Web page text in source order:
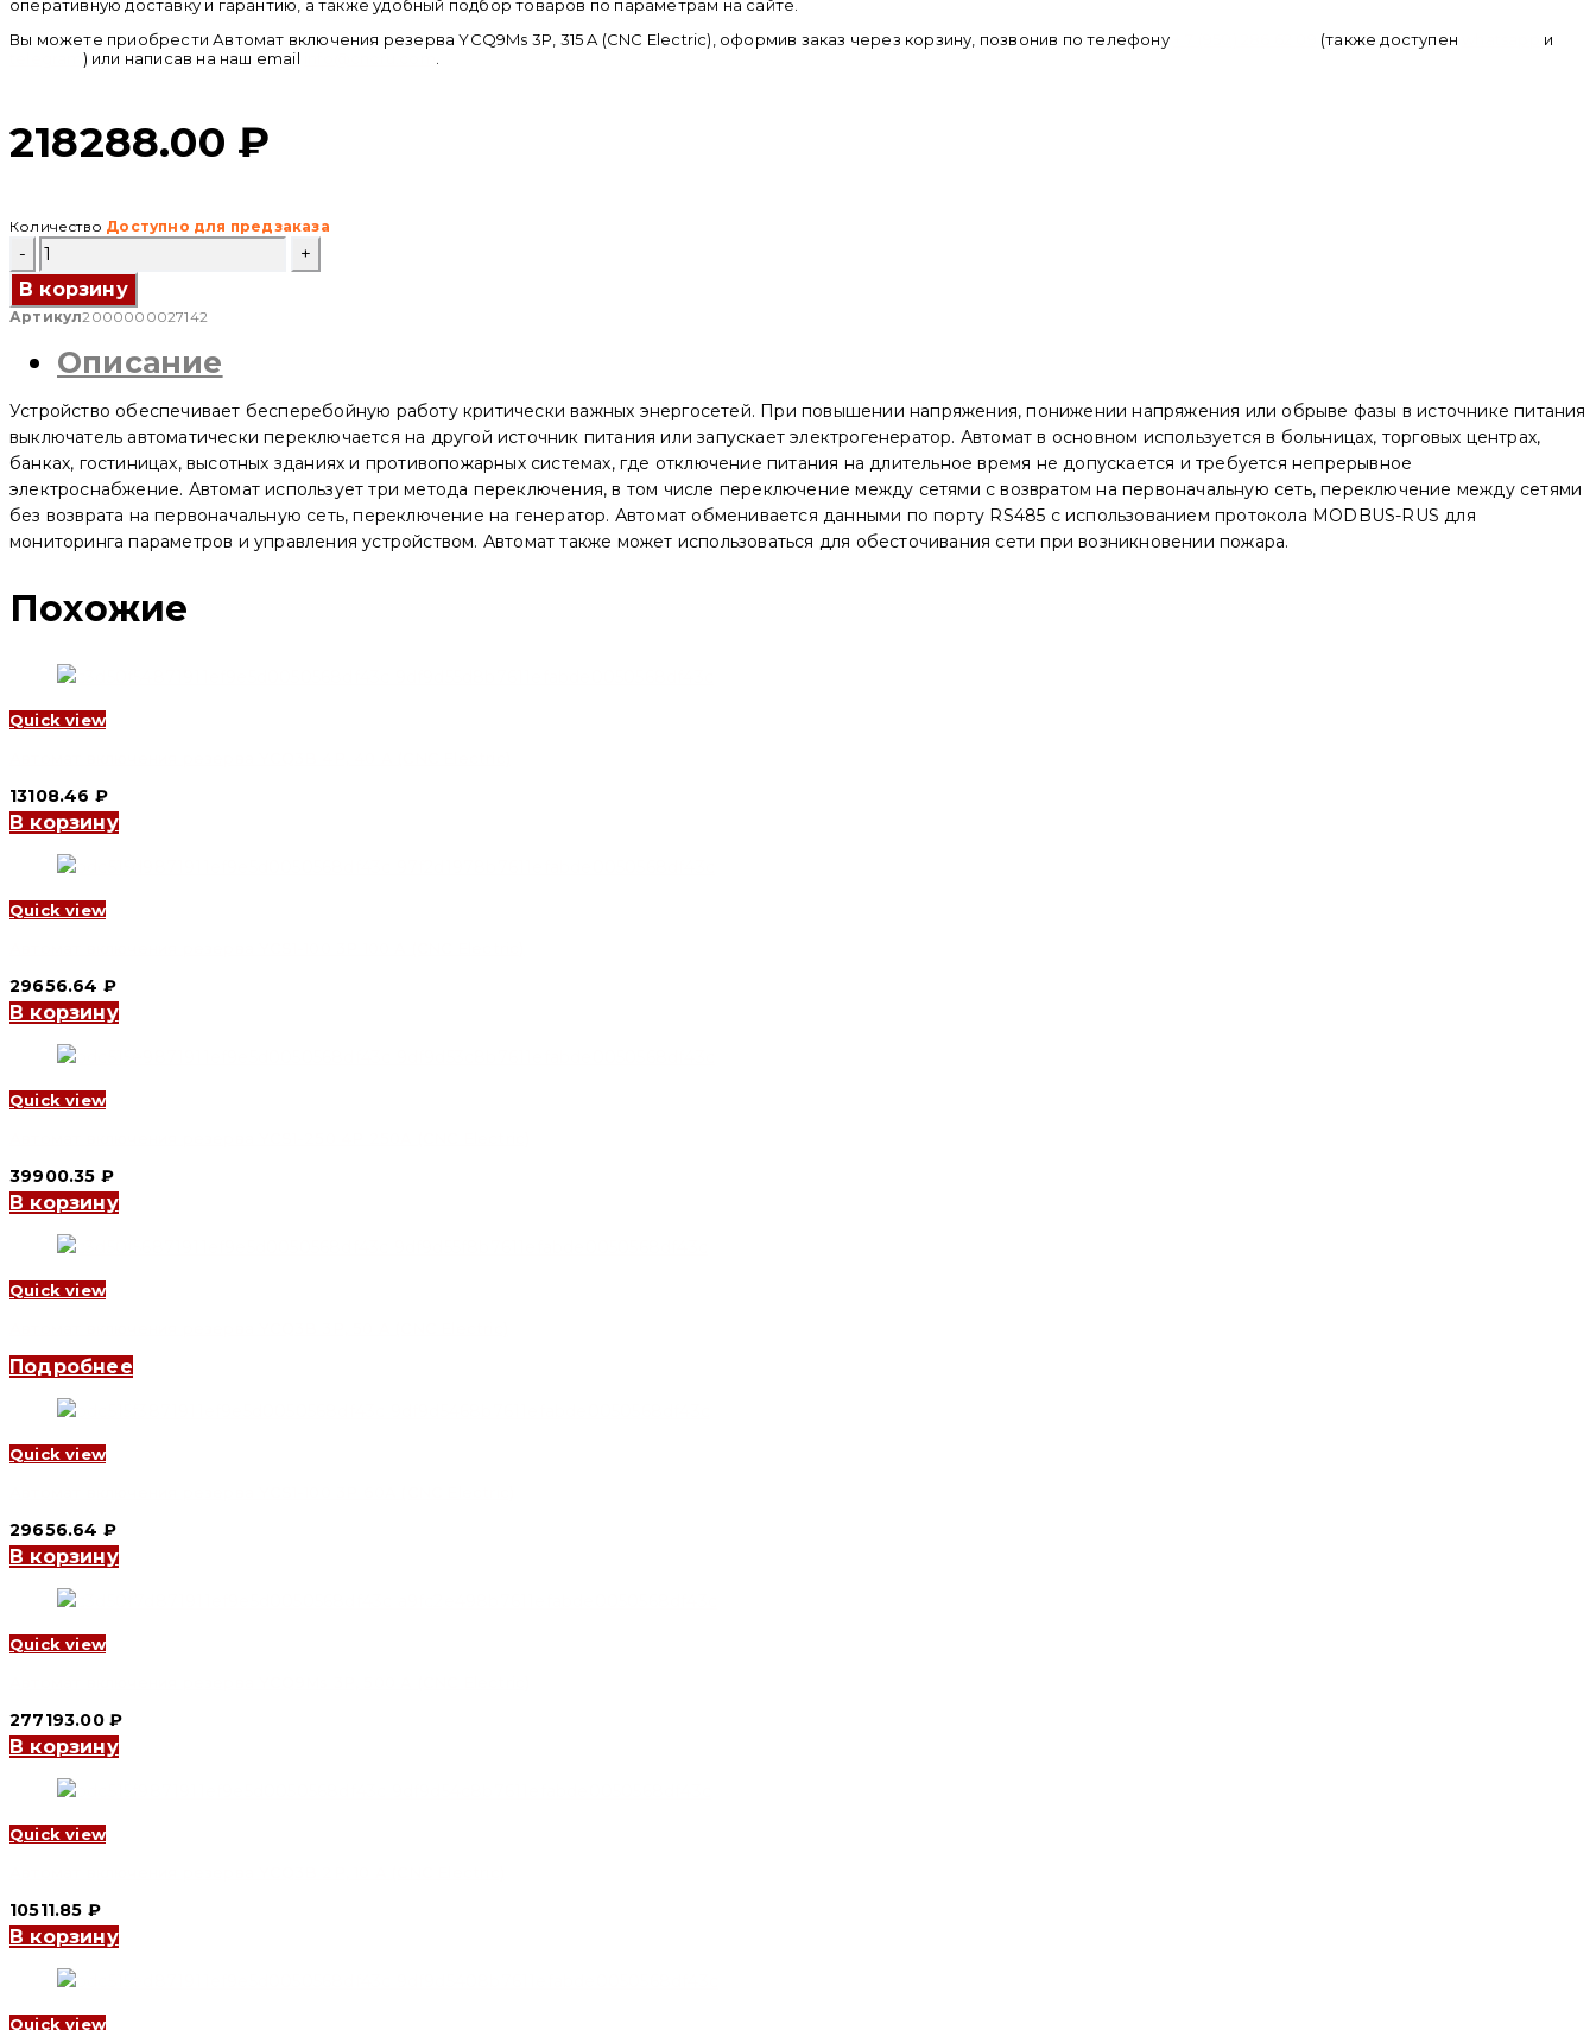
оперативную доставку и гарантию, а также удобный подбор товаров по параметрам на сайте.
Вы можете приобрести Автомат включения резерва YCQ9Ms 3P, 315 A (CNC Electric), оформив заказ через корзину, позвонив по телефону
(также доступен
и
) или написав на наш email
218288.00 ₽
Количество Доступно для предзаказа
Количество
товара
Автомат
включения
резерва
3P,
315
(CNC
Electric)
В корзину
Артикул2000000027142
Описание
Устройство обеспечивает бесперебойную работу критически важных энергосетей. При повышении напряжения, понижении напряжения или обрыве фазы в источнике питания
выключатель автоматически переключается на другой источник питания или запускает электрогенератор. Автомат в основном используется в больницах, торговых центрах,
банках, гостиницах, высотных зданиях и противопожарных системах, где отключение питания на длительное время не допускается и требуется непрерывное
электроснабжение. Автомат использует три метода переключения, в том числе переключение между сетями с возвратом на первоначальную сеть, переключение между сетями
без возврата на первоначальную сеть, переключение на генератор. Автомат обменивается данными по порту RS485 с использованием протокола MODBUS-RUS для
мониторинга параметров и управления устройством. Автомат также может использоваться для обесточивания сети при возникновении пожара.
Похожие
Quick view
13108.46 ₽
В корзину
Quick view
29656.64 ₽
В корзину
Quick view
39900.35 ₽
В корзину
Quick view
Подробнее
Quick view
29656.64 ₽
В корзину
Quick view
277193.00 ₽
В корзину
Quick view
10511.85 ₽
В корзину
Quick view